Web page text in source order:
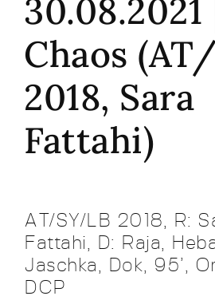
30.08.2021
Chaos
2018, Sara
Fattahi)
AT/SY/LB 2018, R:
Fattahi, D: Raja,
Jaschka, Dok, 95’,
DCP